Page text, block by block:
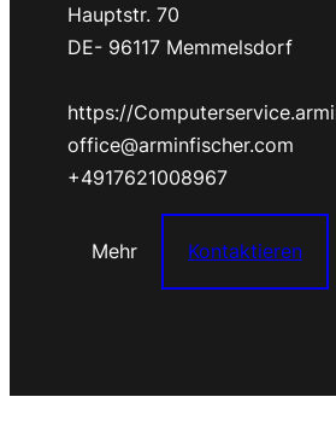
Hauptstr. 70
DE- 96117 Memmelsdorf
https://
office@arminfischer.com
+4917621008967
Mehr Kontaktieren